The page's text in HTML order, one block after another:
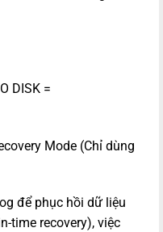
DISK =
Mode (Chỉ dùng
để phục hồi dữ liệu
time recovery), việc